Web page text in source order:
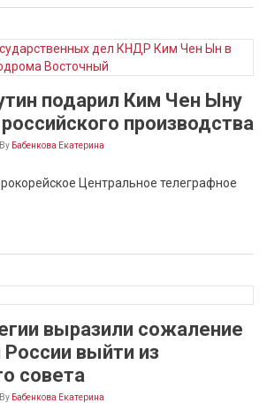
подарил Ким Чен Ыну
производства
By Бабенкова Екатерина
Центральное телеграфное
выразили сожаление
выйти из
совета
By Бабенкова Екатерина